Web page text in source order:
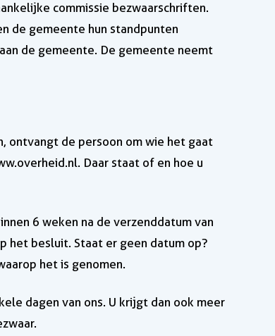
commissie bezwaarschriften.
de gemeente hun standpunten
de gemeente. De gemeente neemt
ontvangt de persoon om wie het gaat
Daar staat of en hoe u
6 weken na de verzenddatum van
het besluit. Staat er geen datum op?
het is genomen.
dagen van ons. U krijgt dan ook meer